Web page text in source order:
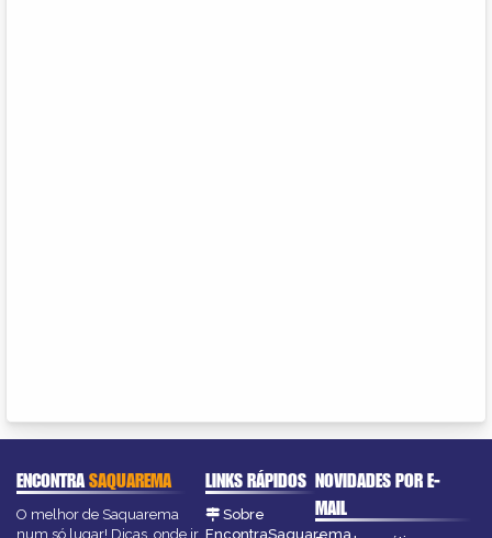
ENCONTRASAQUAREMA
O melhor de Saquarema
num só lugar! Dicas, onde ir,
LINKS RÁPIDOS
Sobre
EncontraSaquarema
NOVIDADES POR E-
MAIL